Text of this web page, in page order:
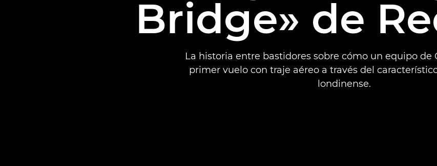
Bridge» de
La historia entre bastidores sobre cómo un equipo de
primer vuelo con traje aéreo a través del
londinense.